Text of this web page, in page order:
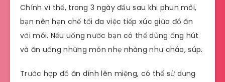
Chính vì thế, trong 3 ngày đầu sau khi phun môi,
bạn nên hạn chế tối đa việc tiếp xúc giữa đồ ăn
với môi. Nếu uống nước bạn có thể dùng ống hút
và ăn uống những món nhẹ nhàng như cháo, súp.
Trước hợp đồ ăn dính lên miệng, có thể sử dụng